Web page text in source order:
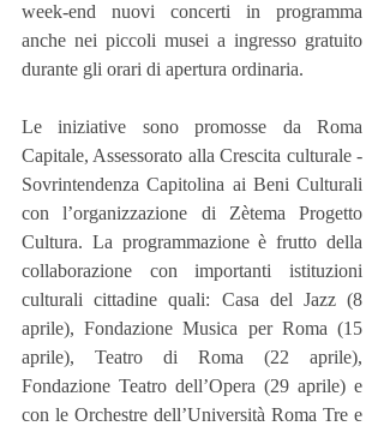
week-end nuovi concerti in programma
anche nei piccoli musei a ingresso gratuito
durante gli orari di apertura ordinaria.
Le iniziative sono promosse da Roma
Capitale, Assessorato alla Crescita culturale -
Sovrintendenza Capitolina ai Beni Culturali
con l’organizzazione di Zètema Progetto
Cultura. La programmazione è frutto della
collaborazione con importanti istituzioni
culturali cittadine quali: Casa del Jazz (8
aprile), Fondazione Musica per Roma (15
aprile), Teatro di Roma (22 aprile),
Fondazione Teatro dell’Opera (29 aprile) e
con le Orchestre dell’Università Roma Tre e